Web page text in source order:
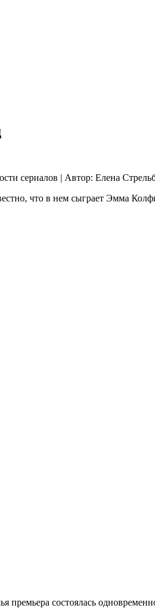
сериалов | Автор: Елена
что в нем сыграет Эмма
премьера состоялась